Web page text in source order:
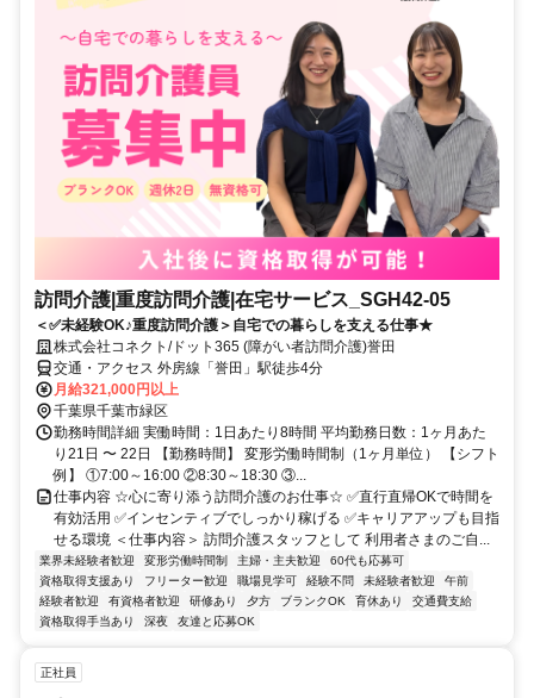
訪問介護|重度訪問介護|在宅サービス_SGH42-05
＜✅未経験OK♪重度訪問介護＞自宅での暮らしを支える仕事★
株式会社コネクト/ドット365 (障がい者訪問介護)誉田
交通・アクセス 外房線「誉田」駅徒歩4分
月給321,000円以上
千葉県千葉市緑区
勤務時間詳細 実働時間：1日あたり8時間 平均勤務日数：1ヶ月あた
り21日 〜 22日 【勤務時間】 変形労働時間制（1ヶ月単位） 【シフト
例】 ①7:00～16:00 ②8:30～18:30 ③...
仕事内容 ☆心に寄り添う訪問介護のお仕事☆ ✅直行直帰OKで時間を
有効活用 ✅インセンティブでしっかり稼げる ✅キャリアアップも目指
せる環境 ＜仕事内容＞ 訪問介護スタッフとして 利用者さまのご自...
業界未経験者歓迎 変形労働時間制 主婦・主夫歓迎
60代も応募可
資格取得支援あり
フリーター歓迎 職場見学可 経験不問 未経験者歓迎
午前
経験者歓迎
有資格者歓迎 研修あり 夕方 ブランクOK 育休あり
交通費支給
資格取得手当あり
深夜 友達と応募OK
正社員